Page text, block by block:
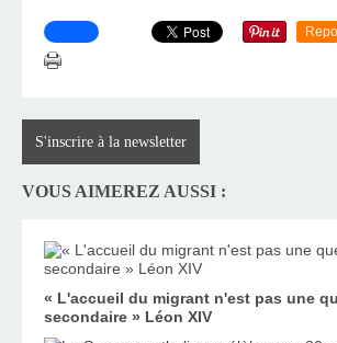
S'inscrire à la newsletter
VOUS AIMEREZ AUSSI :
« L'accueil du migrant n'est pas une
secondaire » Léon XIV